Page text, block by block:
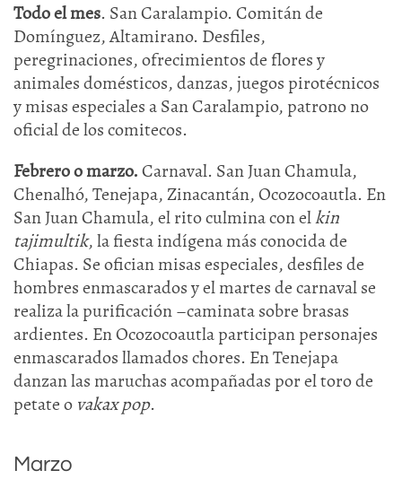
Todo el mes. San Caralampio. Comitán de
Domínguez, Altamirano. Desfiles,
peregrinaciones, ofrecimientos de flores y
animales domésticos, danzas, juegos pirotécnicos
y misas especiales a San Caralampio, patrono no
oficial de los comitecos.
Febrero o marzo.Carnaval. San Juan Chamula,
Chenalhó, Tenejapa, Zinacantán, Ocozocoautla. En
San Juan Chamula, el rito culmina con elkin
tajimultik, la fiesta indígena más conocida de
Chiapas. Se ofician misas especiales, desfiles de
hombres enmascarados y el martes de carnaval se
realiza la purificación –caminata sobre brasas
ardientes. En Ocozocoautla participan personajes
enmascarados llamados chores. En Tenejapa
danzan las maruchas acompañadas por el toro de
petate o vakax pop.
Marzo